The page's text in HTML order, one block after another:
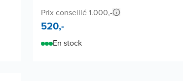
Prix conseillé 1.000,-
520,-
En stock